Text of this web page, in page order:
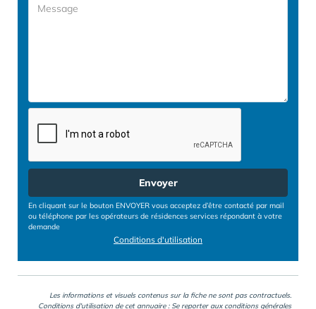
Envoyer
En cliquant sur le bouton ENVOYER vous acceptez d’être contacté par mail
ou téléphone par les opérateurs de résidences services répondant à votre
demande
Conditions d'utilisation
Les informations et visuels contenus sur la fiche ne sont pas contractuels.
Conditions d'utilisation de cet annuaire : Se reporter aux conditions générales